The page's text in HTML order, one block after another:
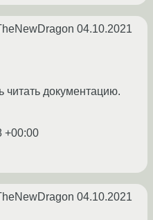
04.10.2021
читать документацию.
+00:00
04.10.2021